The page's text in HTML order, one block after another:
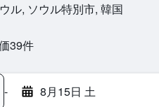
ル, ソウル特別市, 韓国
39​件
- 8月15日 土